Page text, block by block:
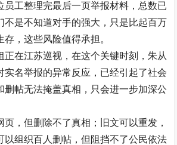
员工整理完最后一页举报材料，总数已
不是不知道对手的强大，只是比起百万
，这些风险值得承担。
正在江苏巡视，在这个关键时刻，朱从
实名举报的异常反应，已经引起了社会
删帖无法掩盖真相，只会进一步加深公
页，但删除不了真相；旧文可以重发，
以组织百人删帖，但阻挡不了公民依法